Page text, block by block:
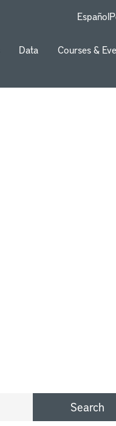
Español
Data Courses &
Search